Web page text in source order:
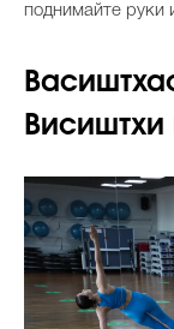
поднимайте руки